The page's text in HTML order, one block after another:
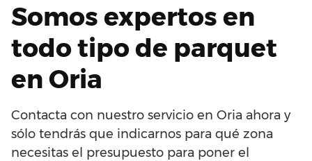
Somos expertos en
todo tipo de parquet
en Oria
Contacta con nuestro servicio en Oria ahora y
sólo tendrás que indicarnos para qué zona
necesitas el presupuesto para poner el